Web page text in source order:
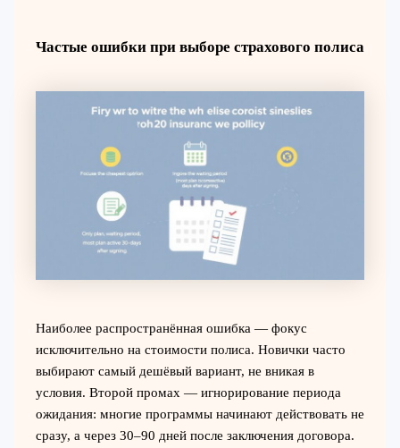
Частые ошибки при выборе страхового полиса
Наиболее распространённая ошибка — фокус
исключительно на стоимости полиса. Новички часто
выбирают самый дешёвый вариант, не вникая в
условия. Второй промах — игнорирование периода
ожидания: многие программы начинают действовать не
сразу, а через 30–90 дней после заключения договора.